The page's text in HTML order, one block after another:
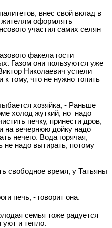
внес свой вклад в
жителям оформлять
участия самих селян
факела гости
Газом они пользуются уже
Николаевич успели
к тому, что не нужно топить
хозяйка, - Раньше
холод жуткий, но надо
печку, принести дров,
на вечернюю дойку надо
нечего. Вода горячая,
надо вытирать, потому
свободное время, у Татьяны
печь, - говорит она.
семья тоже радуется
уют и тепло.